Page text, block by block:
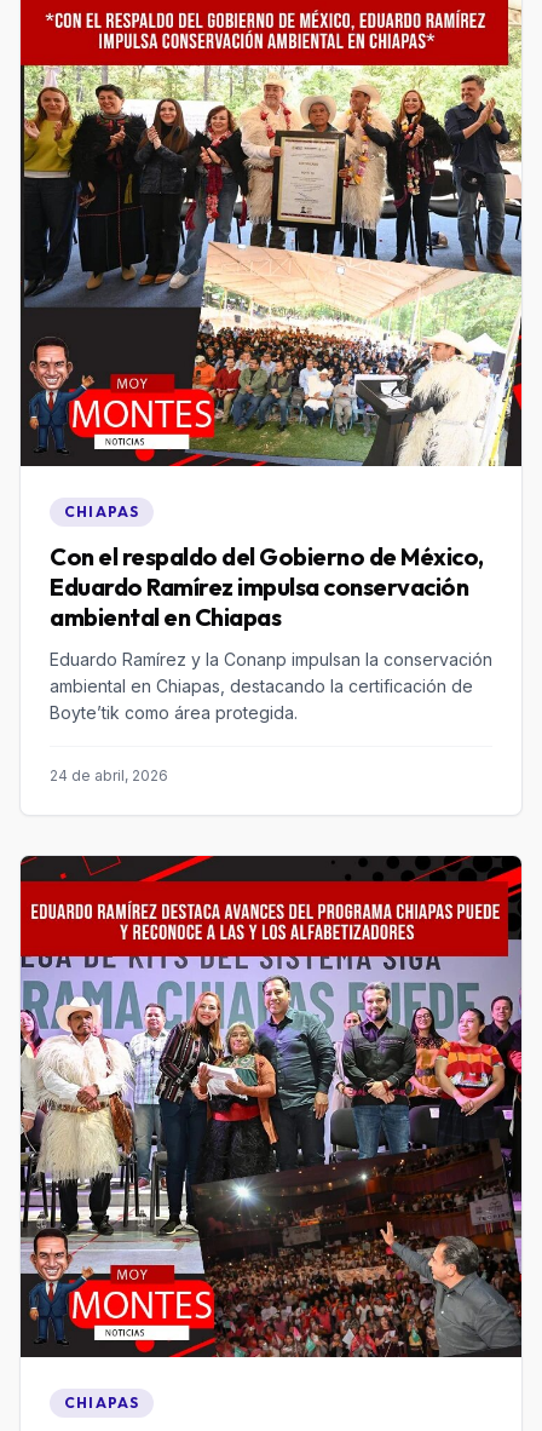
CHIAPAS
Con el respaldo del Gobierno de México,
Eduardo Ramírez impulsa conservación
ambiental en Chiapas
Eduardo Ramírez y la Conanp impulsan la conservación
ambiental en Chiapas, destacando la certificación de
Boyte’tik como área protegida.
24 de abril, 2026
CHIAPAS